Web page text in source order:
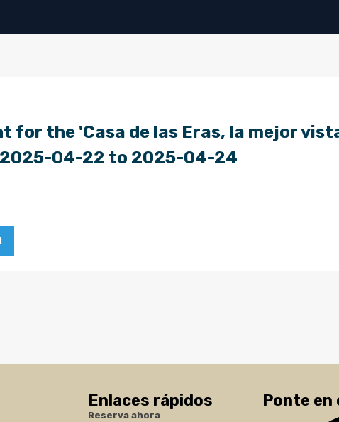
for the 'Casa de las Eras, la mejor
04-22 to 2025-04-24
Enlaces rápidos
Reserva ahora
Ponte